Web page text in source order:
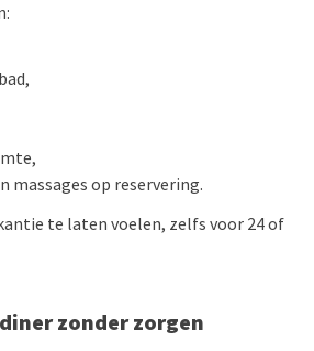
massages op reservering.
te laten voelen, zelfs voor 24 of
zonder zorgen